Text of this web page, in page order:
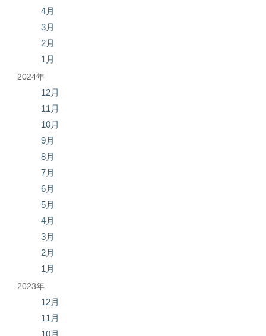
4月
3月
2月
1月
2024年
12月
11月
10月
9月
8月
7月
6月
5月
4月
3月
2月
1月
2023年
12月
11月